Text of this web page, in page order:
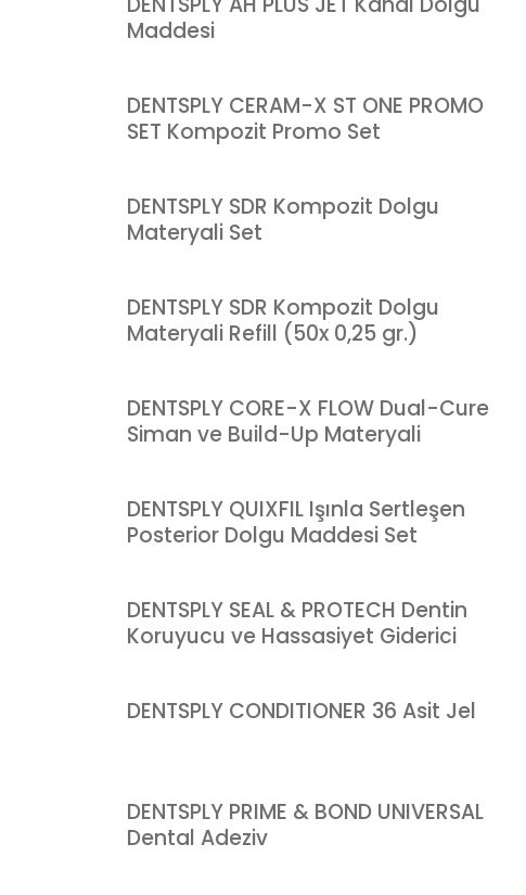
Maddesi
DENTSPLY CERAM-X ST ONE PROMO
SET Kompozit Promo Set
DENTSPLY SDR Kompozit Dolgu
Materyali Set
DENTSPLY SDR Kompozit Dolgu
Materyali Refill (50x 0,25 gr.)
DENTSPLY CORE-X FLOW Dual-Cure
Siman ve Build-Up Materyali
DENTSPLY QUIXFIL Işınla Sertleşen
Posterior Dolgu Maddesi Set
DENTSPLY SEAL & PROTECH Dentin
Koruyucu ve Hassasiyet Giderici
DENTSPLY CONDITIONER 36 Asit Jel
DENTSPLY PRIME & BOND UNIVERSAL
Dental Adeziv